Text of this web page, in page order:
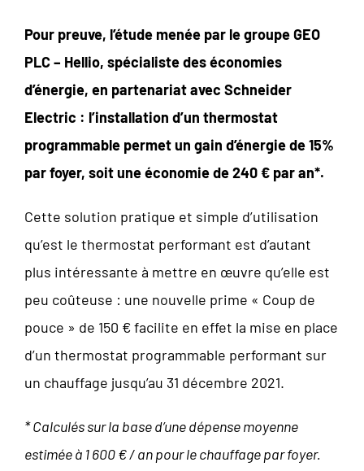
Pour preuve, l’étude menée par le groupe GEO
PLC – Hellio, spécialiste des économies
d’énergie, en partenariat avec Schneider
Electric : l’installation d’un thermostat
programmable permet un gain d’énergie de 15%
par foyer, soit une économie de 240 € par an*.
Cette solution pratique et simple d’utilisation
qu’est le thermostat performant est d’autant
plus intéressante à mettre en œuvre qu’elle est
peu coûteuse : une nouvelle prime « Coup de
pouce » de 150 € facilite en effet la mise en place
d’un thermostat programmable performant sur
un chauffage jusqu’au 31 décembre 2021.
* Calculés sur la base d’une dépense moyenne
estimée à 1 600 € / an pour le chauffage par foyer.